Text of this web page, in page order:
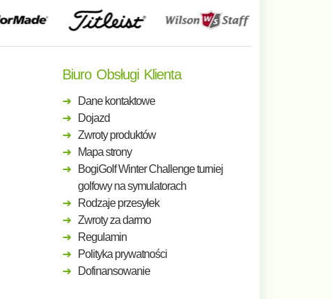
Biuro Obsługi Klienta
Dane kontaktowe
Dojazd
Zwroty produktów
Mapa strony
BogiGolf Winter Challenge turniej
golfowy na symulatorach
Rodzaje przesyłek
Zwroty za darmo
Regulamin
Polityka prywatności
Dofinansowanie